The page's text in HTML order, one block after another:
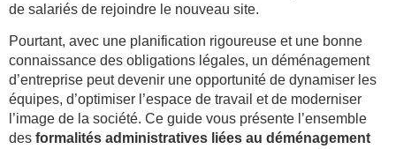
de salariés de rejoindre le nouveau site.
Pourtant, avec une planification rigoureuse et une bonne
connaissance des obligations légales, un déménagement
d’entreprise peut devenir une opportunité de dynamiser les
équipes, d’optimiser l’espace de travail et de moderniser
l’image de la société. Ce guide vous présente l’ensemble
des formalités administratives liées au déménagement